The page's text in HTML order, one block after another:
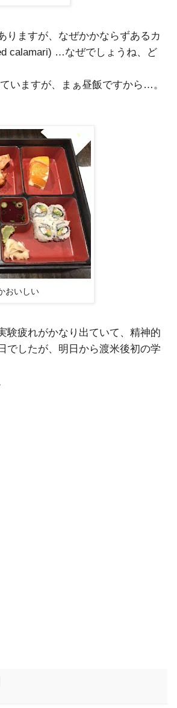
ますが、なぜかかならずあるカ
calamari) …なぜでしょうね、ど
いますが、まぁ昼飯ですから…。
おいしい
疲れがかなり出ていて、精神的
でしたが、明日から渡米後初の学